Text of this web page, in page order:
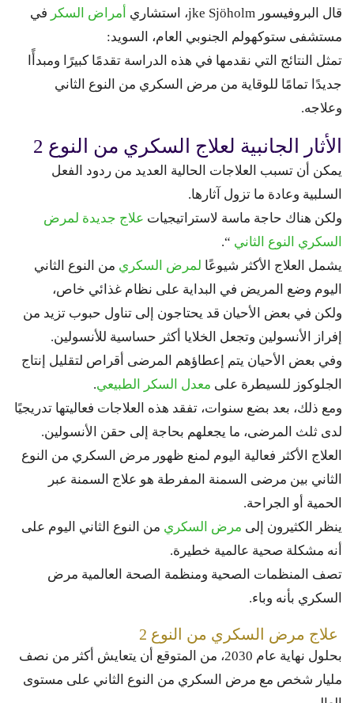
قال البروفيسور jke Sjöholm، استشاري
أمراض السكر في
مستشفى ستوكهولم الجنوبي العام، السويد:
تمثل النتائج التي نقدمها في هذه الدراسة تقدمًا كبيرًا ومبدأًا
جديدًا تمامًا للوقاية من مرض السكري من النوع الثاني
وعلاجه.
الأثار الجانبية لعلاج السكري من النوع 2
يمكن أن تسبب العلاجات الحالية العديد من ردود الفعل
السلبية وعادة ما تزول آثارها.
ولكن هناك حاجة ماسة لاستراتيجيات علاج جديدة لمرض
السكري النوع الثاني “.
يشمل العلاج الأكثر شيوعًا لمرض السكري من النوع الثاني
اليوم وضع المريض في البداية على نظام غذائي خاص،
ولكن في بعض الأحيان قد يحتاجون إلى تناول حبوب تزيد من
إفراز الأنسولين وتجعل الخلايا أكثر حساسية للأنسولين.
وفي بعض الأحيان يتم إعطاؤهم المرضى أقراص لتقليل إنتاج
الجلوكوز للسيطرة على معدل السكر الطبيعي.
ومع ذلك، بعد بضع سنوات، تفقد هذه العلاجات فعاليتها تدريجيًا
لدى ثلث المرضى، ما يجعلهم بحاجة إلى حقن الأنسولين.
العلاج الأكثر فعالية اليوم لمنع ظهور مرض السكري من النوع
الثاني بين مرضى السمنة المفرطة هو علاج السمنة عبر
الحمية أو الجراحة.
ينظر الكثيرون إلى مرض السكري من النوع الثاني اليوم على
أنه مشكلة صحية عالمية خطيرة.
تصف المنظمات الصحية ومنظمة الصحة العالمية مرض
السكري بأنه وباء.
علاج مرض السكري من النوع 2
بحلول نهاية عام 2030، من المتوقع أن يتعايش أكثر من نصف
مليار شخص مع مرض السكري من النوع الثاني على مستوى